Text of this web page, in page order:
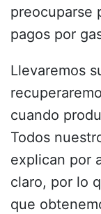
preocuparse
pagos por
Llevaremos
cuando
Todos
explican por
claro, por lo
que